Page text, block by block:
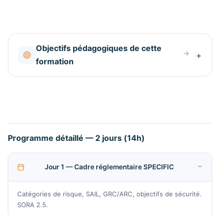
Objectifs pédagogiques de cette
formation
Programme détaillé — 2 jours (14h)
Jour 1 — Cadre réglementaire SPECIFIC
Catégories de risque, SAIL, GRC/ARC, objectifs de sécurité.
SORA 2.5.